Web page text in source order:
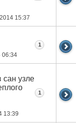
15:37
06:34
1
сан узле
13:39
1